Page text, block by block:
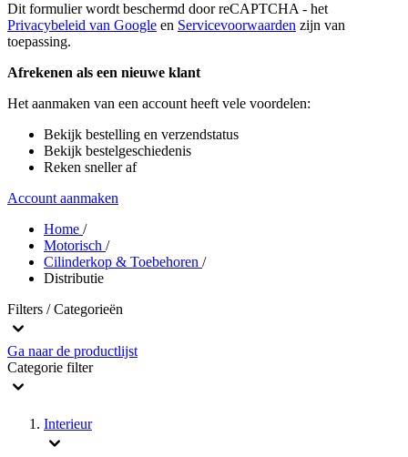
Dit formulier wordt beschermd door reCAPTCHA - het
Privacybeleid van Google en Servicevoorwaarden zijn van
toepassing.
Afrekenen als een nieuwe klant
Het aanmaken van een account heeft vele voordelen:
Bekijk bestelling en verzendstatus
Bekijk bestelgeschiedenis
Reken sneller af
Account aanmaken
Home /
Motorisch /
Cilinderkop & Toebehoren /
Distributie
Filters / Categorieën
Ga naar de productlijst
Categorie filter
Interieur